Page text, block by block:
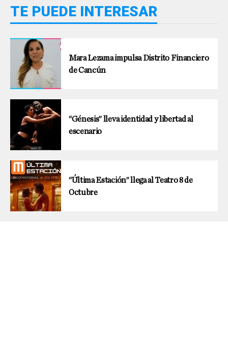
TE PUEDE INTERESAR
Mara Lezama impulsa Distrito Financiero
de Cancún
“Génesis” lleva identidad y libertad al
escenario
“Última Estación” llega al Teatro 8 de
Octubre